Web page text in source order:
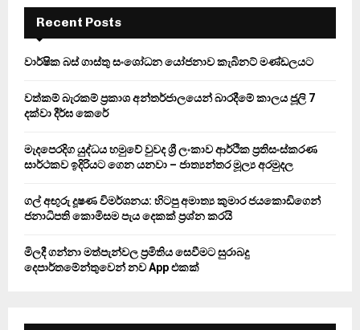
f
r
E
A
Recent Posts
වාර්ෂික බස් ගාස්තු සංශෝධන යෝජනාව කැබිනට් මණ්ඩලයට
වත්කම් බැරකම් ප්‍රකාශ අන්තර්ජාලයෙන් බාරදීමේ කාලය ජූලි 7
දක්වා දීර්ඝ කෙරේ
මැදපෙරදිග යුද්ධය හමුවේ වුවද ශ්‍රී ලංකාව ආර්ථික ප්‍රතිසංස්කරණ
සාර්ථකව ඉදිරියට ගෙන යනවා – ජාත්‍යන්තර මූල්‍ය අරමුදල
ගල් අඟුරු දූෂණ විමර්ශනය: හිටපු අමාත්‍ය කුමාර ජයකොඩිගෙන්
ජනාධිපති කොමිසම පැය දෙකක් ප්‍රශ්න කරයි
මිලදී ගන්නා මත්පැන්වල ප්‍රමිතිය සෙවීමට සුරාබදු
දෙපාර්තමේන්තුවෙන් නව App එකක්